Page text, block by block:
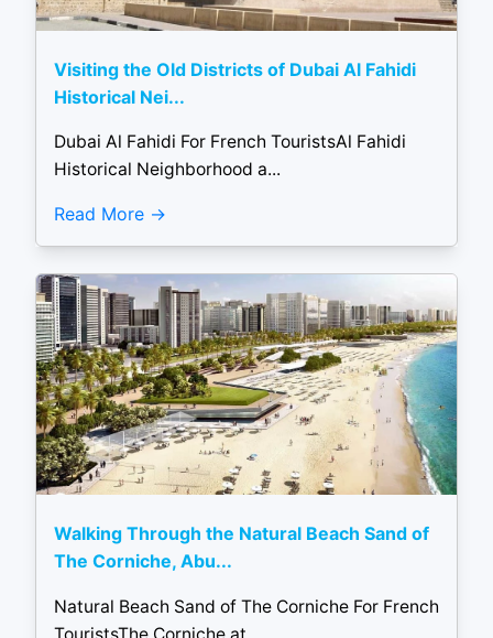
Visiting the Old Districts of Dubai Al Fahidi
Historical Nei...
Dubai Al Fahidi For French TouristsAl Fahidi
Historical Neighborhood a...
Read More
Walking Through the Natural Beach Sand of
The Corniche, Abu...
Natural Beach Sand of The Corniche For French